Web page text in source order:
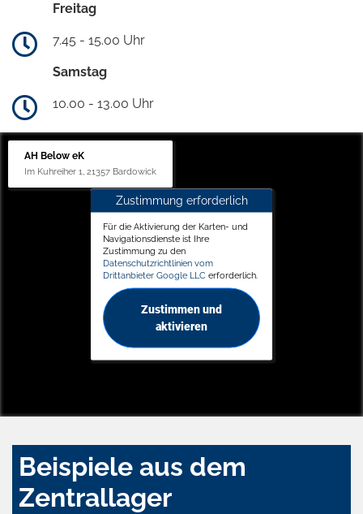
Freitag
7.45 - 15.00 Uhr
Samstag
10.00 - 13.00 Uhr
AH Below eK
Im Kuhreiher 1, 21357 Bardowick
Zustimmung erforderlich
Für die Aktivierung der Karten- und
Navigationsdienste ist Ihre
Zustimmung zu den
Datenschutzrichtlinien vom
Drittanbieter Google LLC erforderlich.
Zustimmen und
aktivieren
Beispiele aus dem
Zentrallager